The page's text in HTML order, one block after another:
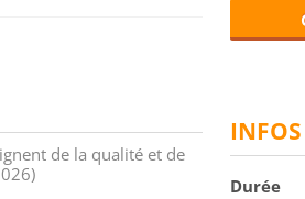
de la qualité et de
Durée